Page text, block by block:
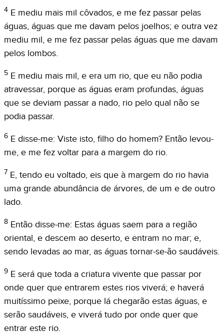
4 E mediu mais mil côvados, e me fez passar pelas
águas, águas que me davam pelos joelhos; e outra vez
mediu mil, e me fez passar pelas águas que me davam
pelos lombos.
5 E mediu mais mil, e era um rio, que eu não podia
atravessar, porque as águas eram profundas, águas
que se deviam passar a nado, rio pelo qual não se
podia passar.
6 E disse-me: Viste isto, filho do homem? Então levou-
me, e me fez voltar para a margem do rio.
7 E, tendo eu voltado, eis que à margem do rio havia
uma grande abundância de árvores, de um e de outro
lado.
8 Então disse-me: Estas águas saem para a região
oriental, e descem ao deserto, e entram no mar; e,
sendo levadas ao mar, as águas tornar-se-ão saudáveis.
9 E será que toda a criatura vivente que passar por
onde quer que entrarem estes rios viverá; e haverá
muitíssimo peixe, porque lá chegarão estas águas, e
serão saudáveis, e viverá tudo por onde quer que
entrar este rio.